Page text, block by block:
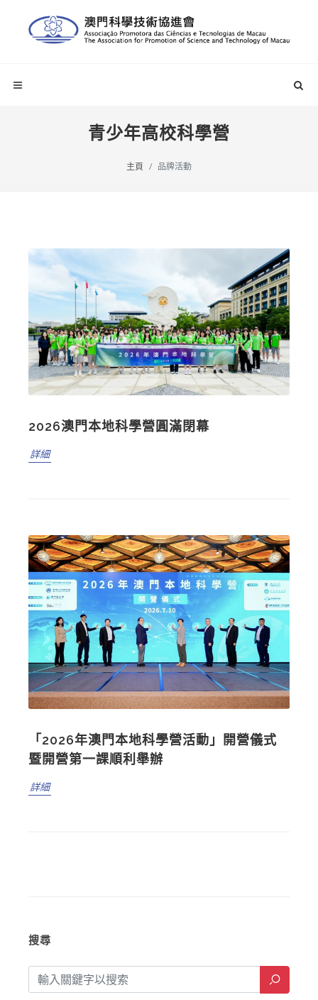
青少年高校科學營
主頁 品牌活動
2026澳門本地科學營圓滿閉幕
詳細
「2026年澳門本地科學營活動」開營儀式
暨開營第一課順利舉辦
詳細
搜尋